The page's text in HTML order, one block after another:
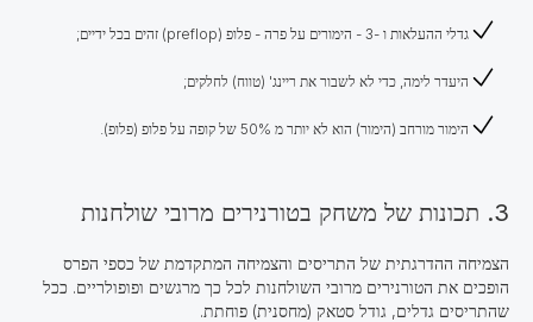
גדלי ההעלאות ו -3 - הימורים על פרה - פלופ (preflop) זהים בכל ידיים;
היעדר לימה, כדי לא לשבור את ריינג' (טווח) לחלקים;
הימור מורחב (הימור) הוא לא יותר מ 50% של קופה על פלופ (פלופ).
3. תכונות של משחק בטורנירים מרובי שולחנות
הצמיחה ההדרגתית של התריסים והצמיחה המתקדמת של כספי הפרס
הופכים את הטורנירים מרובי השולחנות לכל כך מרגשים ופופולריים. ככל
שהתריסים גדלים, גודל סטאק (מחסנית) פוחתת.